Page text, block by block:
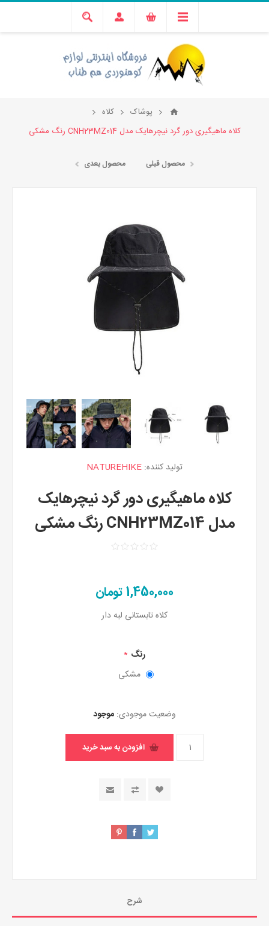
پوشاک
کلاه
کلاه ماهیگیری دور گرد نیچرهایک مدل CNH23MZ014 رنگ مشکی
محصول قبلی محصول بعدی
تولید کننده: NATUREHIKE
کلاه ماهیگیری دور گرد نیچرهایک
مدل CNH23MZ014 رنگ مشکی
1,450,000 تومان
کلاه تابستانی لبه دار
رنگ *
مشکی
وضعیت موجودی: موجود
شرح